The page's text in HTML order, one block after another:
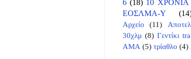
6 (18) 10
ΕΟΣΛΜΑ-Υ
Αρχείο
(11)
30χλμ (8) Γεντίκι
ΑΜΑ (5) τρίαθλο (4)